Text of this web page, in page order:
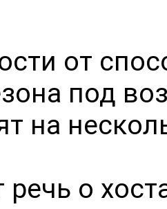
от
под
на
речь о